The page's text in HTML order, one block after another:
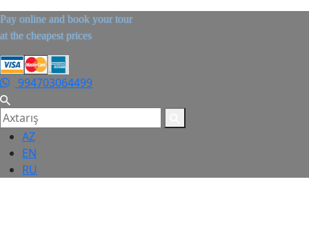
Pay online and book your tour
at the cheapest prices
994703064499
AZ
EN
RU